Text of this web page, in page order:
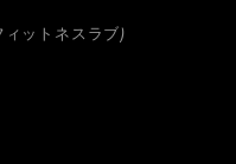
ィットネスラブ)